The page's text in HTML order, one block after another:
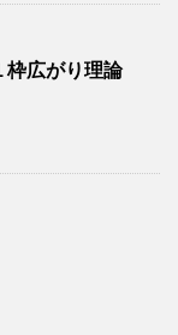
枠広がり理論